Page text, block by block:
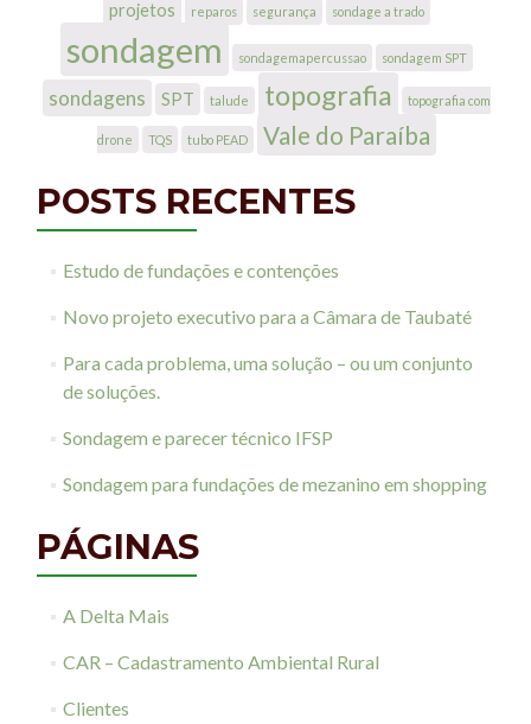
projetos reparos segurança sondage a trado
sondagem sondagemapercussao sondagem SPT
sondagens SPT talude topografia topografia com
drone TQS tubo PEAD Vale do Paraíba
POSTS RECENTES
Estudo de fundações e contenções
Novo projeto executivo para a Câmara de Taubaté
Para cada problema, uma solução – ou um conjunto
de soluções.
Sondagem e parecer técnico IFSP
Sondagem para fundações de mezanino em shopping
PÁGINAS
A Delta Mais
CAR – Cadastramento Ambiental Rural
Clientes